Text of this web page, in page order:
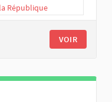
République
VOIR